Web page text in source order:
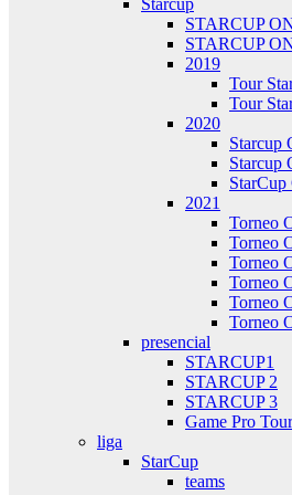
Starcup
STARCUP
STARCUP
2019
Tour
Tour
2020
Starcup
Starcup
2021
Torneo
Torneo
Torneo
Torneo
Torneo
Torneo
presencial
STARCUP1
STARCUP 2
STARCUP 3
Game Pro Tour
liga
StarCup
teams